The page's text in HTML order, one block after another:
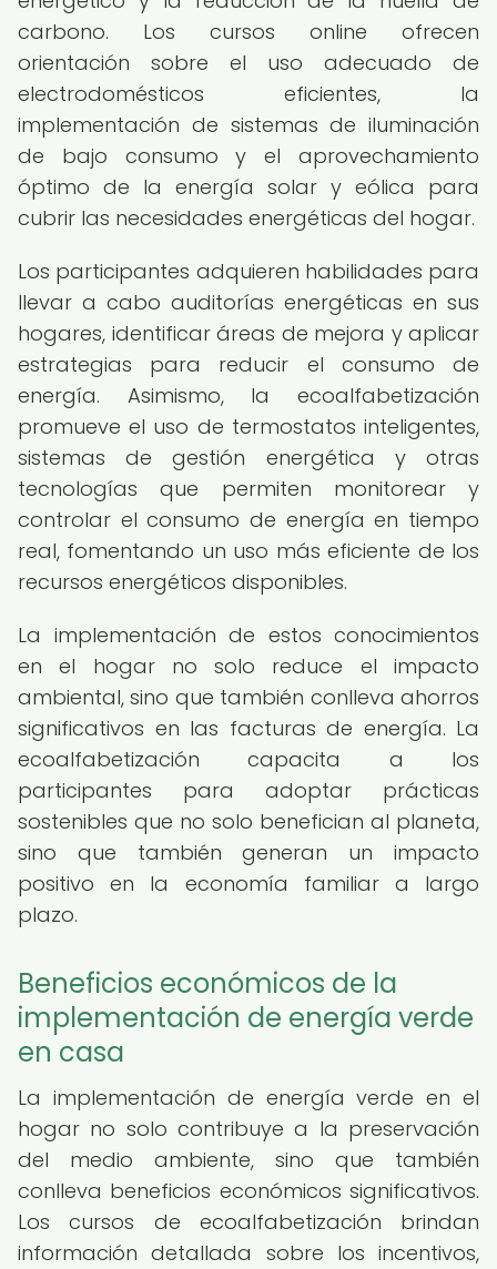
carbono. Los cursos online ofrecen
orientación sobre el uso adecuado de
electrodomésticos eficientes, la
implementación de sistemas de iluminación
de bajo consumo y el aprovechamiento
óptimo de la energía solar y eólica para
cubrir las necesidades energéticas del hogar.
Los participantes adquieren habilidades para
llevar a cabo auditorías energéticas en sus
hogares, identificar áreas de mejora y aplicar
estrategias para reducir el consumo de
energía. Asimismo, la ecoalfabetización
promueve el uso de termostatos inteligentes,
sistemas de gestión energética y otras
tecnologías que permiten monitorear y
controlar el consumo de energía en tiempo
real, fomentando un uso más eficiente de los
recursos energéticos disponibles.
La implementación de estos conocimientos
en el hogar no solo reduce el impacto
ambiental, sino que también conlleva ahorros
significativos en las facturas de energía. La
ecoalfabetización capacita a los
participantes para adoptar prácticas
sostenibles que no solo benefician al planeta,
sino que también generan un impacto
positivo en la economía familiar a largo
plazo.
Beneficios económicos de la
implementación de energía verde
en casa
La implementación de energía verde en el
hogar no solo contribuye a la preservación
del medio ambiente, sino que también
conlleva beneficios económicos significativos.
Los cursos de ecoalfabetización brindan
información detallada sobre los incentivos,